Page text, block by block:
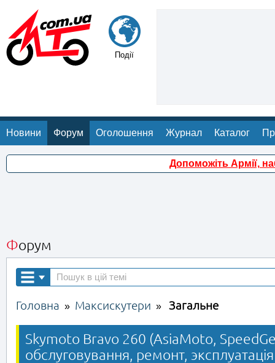
Події
Новини Форум Оголошення Журнал Каталог
Допоможіть Армії,
Форум
Головна » Максискутери » Загальне
Skymoto Bravo 260 (AsiaMoto,
обслуговування, ремонт, эксплуатація